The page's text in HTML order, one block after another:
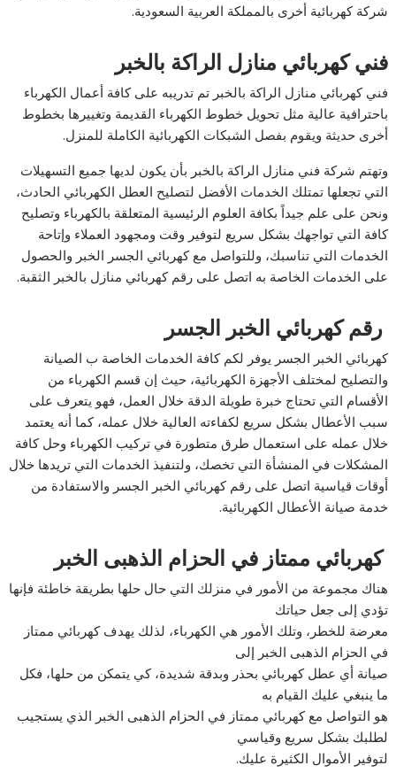
شركة كهربائية أخرى بالمملكة العربية السعودية.
فني كهربائي منازل الراكة بالخبر
فني كهربائي منازل الراكة بالخبر تم تدريبه على كافة أعمال الكهرباء
باحترافية عالية مثل تحويل خطوط الكهرباء القديمة وتغييرها بخطوط
أخرى حديثة ويقوم بفصل الشبكات الكهربائية الكاملة للمنزل.
وتهتم شركة فني منازل الراكة بالخبر بأن يكون لديها جميع التسهيلات
التي تجعلها تمتلك الخدمات الأفضل لتصليح العطل الكهربائي الحادث،
ونحن على علم جيداً بكافة العلوم الرئيسية المتعلقة بالكهرباء وتصليح
كافة التي تواجهك بشكل سريع لتوفير وقت ومجهود العملاء وإتاحة
الخدمات التي تناسبك، وللتواصل مع كهربائي الجسر الخبر والحصول
على الخدمات الخاصة به اتصل على رقم كهربائي منازل بالخبر الثقبة.
رقم كهربائي الخبر الجسر
كهربائي الخبر الجسر يوفر لكم كافة الخدمات الخاصة ب الصيانة
والتصليح لمختلف الأجهزة الكهربائية، حيث إن قسم الكهرباء من
الأقسام التي تحتاج خبرة طويلة الدقة خلال العمل، فهو يتعرف على
سبب الأعطال بشكل سريع لكفاءته العالية خلال عمله، كما أنه يعتمد
خلال عمله على استعمال طرق متطورة في تركيب الكهرباء وحل كافة
المشكلات في المنشأة التي تخصك، ولتنفيذ الخدمات التي تريدها خلال
أوقات قياسية اتصل على رقم كهربائي الخبر الجسر والاستفادة من
خدمة صيانة الأعطال الكهربائية.
كهربائي ممتاز في الحزام الذهبى الخبر
هناك مجموعة من الأمور في منزلك التي حال حلها بطريقة خاطئة فإنها
تؤدي إلى جعل حياتك
معرضة للخطر، وتلك الأمور هي الكهرباء، لذلك يهدف كهربائي ممتاز
في الحزام الذهبى الخبر إلى
صيانة أي عطل كهربائي بحذر وبدقة شديدة، كي يتمكن من حلها، فكل
ما ينبغي عليك القيام به
هو التواصل مع كهربائي ممتاز في الحزام الذهبى الخبر الذي يستجيب
لطلبك بشكل سريع وقياسي
لتوفير الأموال الكثيرة عليك.